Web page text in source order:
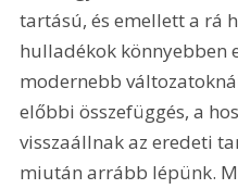
tartású, és emellett a rá
hulladékok könnyebben
modernebb
előbbi összefüggés, a
visszaállnak az eredeti
miután arrább lépünk.